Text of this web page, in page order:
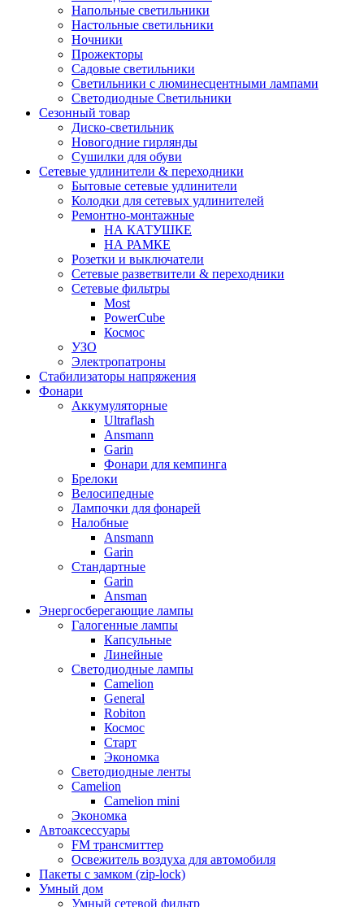
Напольные светильники
Настольные светильники
Ночники
Прожекторы
Садовые светильники
Светильники с люминесцентными лампами
Светодиодные Светильники
Сезонный товар
Диско-светильник
Новогодние гирлянды
Сушилки для обуви
Сетевые удлинители & переходники
Бытовые сетевые удлинители
Колодки для сетевых удлинителей
Ремонтно-монтажные
НА КАТУШКЕ
НА РАМКЕ
Розетки и выключатели
Сетевые разветвители & переходники
Сетевые фильтры
Most
PowerCube
Космос
УЗО
Электропатроны
Стабилизаторы напряжения
Фонари
Аккумуляторные
Ultraflash
Ansmann
Garin
Фонари для кемпинга
Брелоки
Велосипедные
Лампочки для фонарей
Налобные
Ansmann
Garin
Стандартные
Garin
Ansman
Энергосберегающие лампы
Галогенные лампы
Капсульные
Линейные
Светодиодные лампы
Camelion
General
Robiton
Космос
Старт
Экономка
Светодиодные ленты
Camelion
Camelion mini
Экономка
Автоаксессуары
FM трансмиттер
Освежитель воздуха для автомобиля
Пакеты с замком (zip-lock)
Умный дом
Умный сетевой фильтр